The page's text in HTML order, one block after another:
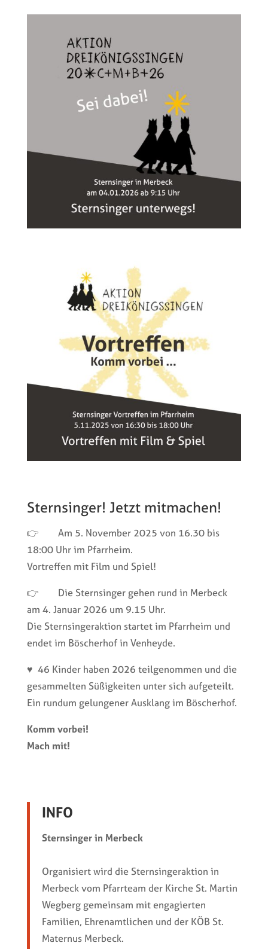
Sternsinger! Jetzt mitmachen!
👉 Am 5. November 2025 von 16.30 bis
18:00 Uhr im Pfarrheim.
Vortreffen mit Film und Spiel!
👉 Die Sternsinger gehen rund in Merbeck
am 4. Januar 2026 um 9.15 Uhr.
Die Sternsingeraktion startet im Pfarrheim und
endet im Böscherhof in Venheyde.
♥ 46 Kinder haben 2026 teilgenommen und die
gesammelten Süßigkeiten unter sich aufgeteilt.
Ein rundum gelungener Ausklang im Böscherhof.
Komm vorbei!
Mach mit!
INFO
Sternsinger in Merbeck
Organisiert wird die Sternsingeraktion in
Merbeck vom Pfarrteam der Kirche St. Martin
Wegberg gemeinsam mit engagierten
Familien, Ehrenamtlichen und der KÖB St.
Maternus Merbeck.